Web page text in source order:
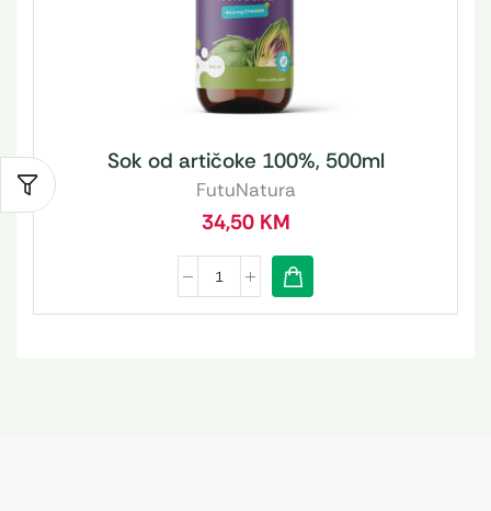
Sok od artičoke 100%, 500ml
FutuNatura
34,50 KM